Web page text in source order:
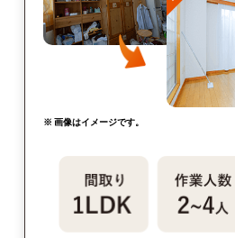
※ 画像はイメージです。